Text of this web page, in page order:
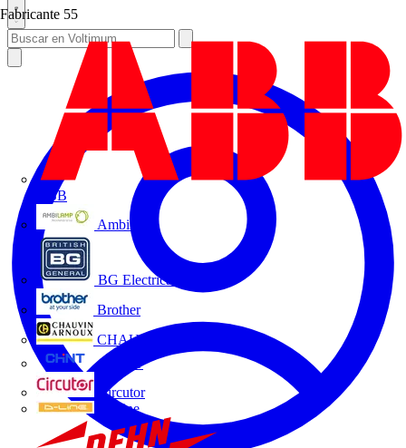
Fabricante 55
ABB
Ambilamp
BG Electrical
Brother
CHAUVIN ARNOUX
CHINT
Circutor
D-Line